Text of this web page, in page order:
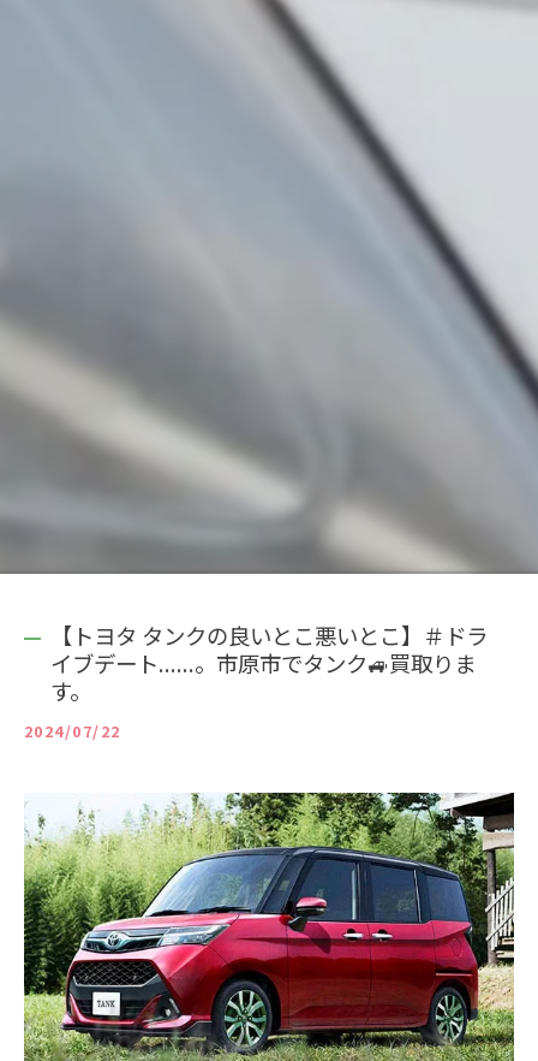
【トヨタ タンクの良いとこ悪いとこ】＃ドラ
イブデート......。市原市でタンク🚙買取りま
す。
2024/07/22